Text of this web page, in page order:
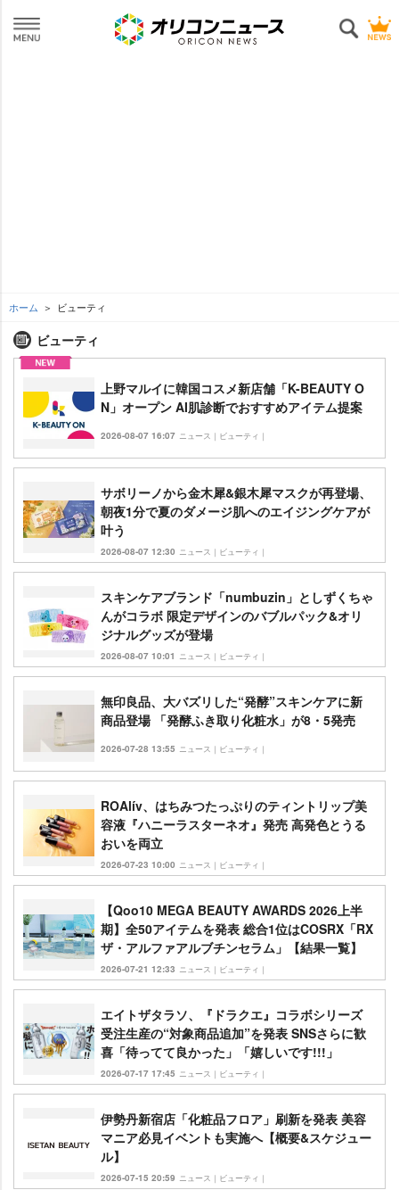
ホーム ビューティ
ビューティ
上野マルイに韓国コスメ新店舗「K-BEAUTY O
N」オープン AI肌診断でおすすめアイテム提案
2026-08-07 16:07 ニュース｜ビューティ｜
サボリーノから金木犀&銀木犀マスクが再登場、
朝夜1分で夏のダメージ肌へのエイジングケアが
叶う
2026-08-07 12:30 ニュース｜ビューティ｜
スキンケアブランド「numbuzin」としずくちゃ
んがコラボ 限定デザインのバブルパック&オリ
ジナルグッズが登場
2026-08-07 10:01 ニュース｜ビューティ｜
無印良品、大バズリした“発酵”スキンケアに新
商品登場 「発酵ふき取り化粧水」が8・5発売
2026-07-28 13:55 ニュース｜ビューティ｜
ROAlív、はちみつたっぷりのティントリップ美
容液『ハニーラスターネオ』発売 高発色とうる
おいを両立
2026-07-23 10:00 ニュース｜ビューティ｜
【Qoo10 MEGA BEAUTY AWARDS 2026上半
期】全50アイテムを発表 総合1位はCOSRX「RX
ザ・アルファアルブチンセラム」【結果一覧】
2026-07-21 12:33 ニュース｜ビューティ｜
エイトザタラソ、『ドラクエ』コラボシリーズ
受注生産の“対象商品追加”を発表 SNSさらに歓
喜「待ってて良かった」「嬉しいです!!!」
2026-07-17 17:45 ニュース｜ビューティ｜
伊勢丹新宿店「化粧品フロア」刷新を発表 美容
マニア必見イベントも実施へ【概要&スケジュー
ル】
2026-07-15 20:59 ニュース｜ビューティ｜